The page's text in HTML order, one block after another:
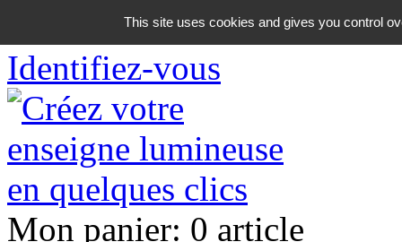
06 18 42 08 59
Identifiez-vous
Mon panier: 0 article
This site uses cookies and gives you control